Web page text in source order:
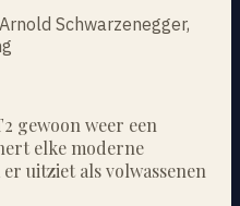
Schwarzenegger,
gewoon weer een
elke moderne
uitziet als volwassenen